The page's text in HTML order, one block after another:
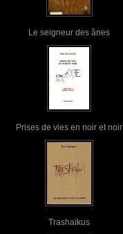
Le seigneur des ânes
Prises de vies en noir et noir
Trashaïkus